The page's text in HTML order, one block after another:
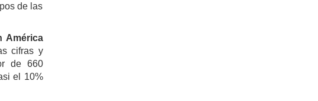
de las
América
cifras y
de 660
el 10%